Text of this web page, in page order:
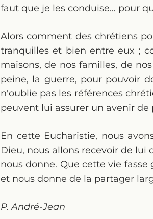
faut que je les conduise… pour
Alors comment des chrétiens
tranquilles et bien entre eux ;
maisons, de nos familles, de
peine, la guerre, pour pouvoir
n'oublie pas les références
peuvent lui assurer un avenir
En cette Eucharistie, nous
Dieu, nous allons recevoir de lui
nous donne. Que cette vie
et nous donne de la partager
P. André-Jean